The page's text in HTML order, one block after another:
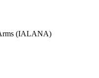
Arms (IALANA)